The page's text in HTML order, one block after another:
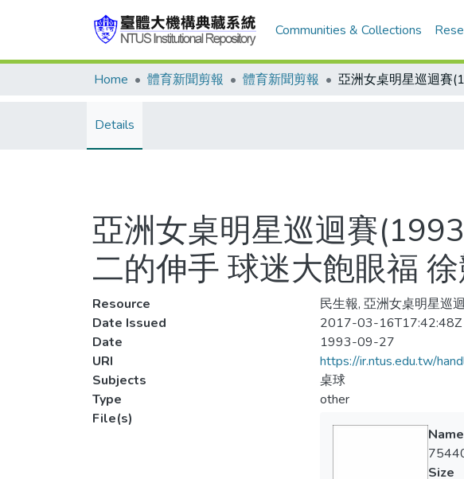
Communities & Collections
Home 體育新聞剪報 體育新聞剪報
Details
亞洲女桌明星巡迴賽
二的伸手 球迷大飽眼福
Resource
民生報, 亞洲女桌明星巡
Date Issued
2017-03-16T17:42:48Z
Date
1993-09-27
URI
https://ir.ntus.edu.tw/
Subjects
桌球
Type
other
File(s)
Name
Size